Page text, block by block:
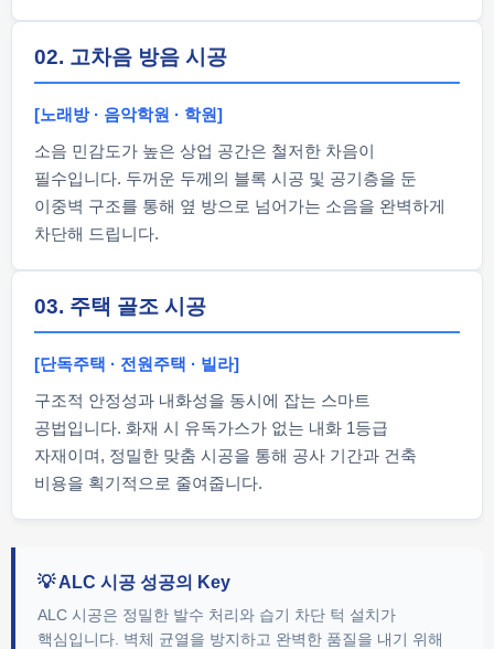
02. 고차음 방음 시공
[노래방 · 음악학원 · 학원]
소음 민감도가 높은 상업 공간은 철저한 차음이
필수입니다. 두꺼운 두께의 블록 시공 및 공기층을 둔
이중벽 구조를 통해 옆 방으로 넘어가는 소음을 완벽하게
차단해 드립니다.
03. 주택 골조 시공
[단독주택 · 전원주택 · 빌라]
구조적 안정성과 내화성을 동시에 잡는 스마트
공법입니다. 화재 시 유독가스가 없는 내화 1등급
자재이며, 정밀한 맞춤 시공을 통해 공사 기간과 건축
비용을 획기적으로 줄여줍니다.
💡 ALC 시공 성공의 Key
ALC 시공은 정밀한 발수 처리와 습기 차단 턱 설치가
핵심입니다. 벽체 균열을 방지하고 완벽한 품질을 내기 위해